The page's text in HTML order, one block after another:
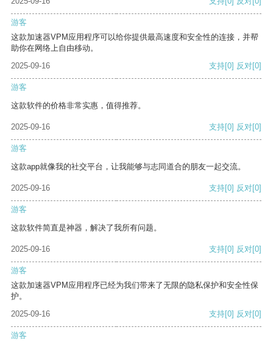
游客
这款加速器VPM应用程序可以给你提供最高速度和安全性的连接，并帮
助你在网络上自由移动。
2025-09-16
支持[0] 反对[0]
游客
这款软件的价格非常实惠，值得推荐。
2025-09-16 支持[0] 反对[0]
游客
这款app就像我的社交平台，让我能够与志同道合的朋友一起交流。
2025-09-16 支持[0] 反对[0]
游客
这款软件简直是神器，解决了我所有问题。
2025-09-16 支持[0] 反对[0]
游客
这款加速器VPM应用程序已经为我们带来了无限的隐私保护和安全性保
护。
2025-09-16
支持[0] 反对[0]
游客